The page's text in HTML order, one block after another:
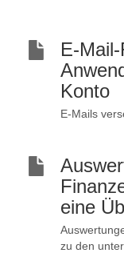
E-
Konto
E-Mails
eine
zu den